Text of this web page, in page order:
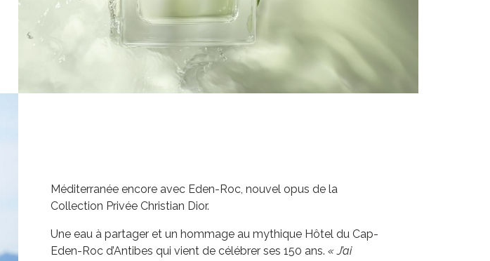
Méditerranée encore avec Eden-Roc, nouvel opus de la
Collection Privée Christian Dior.
Une eau à partager et un hommage au mythique Hôtel du Cap-
Eden-Roc d’Antibes qui vient de célébrer ses 150 ans. « J’ai